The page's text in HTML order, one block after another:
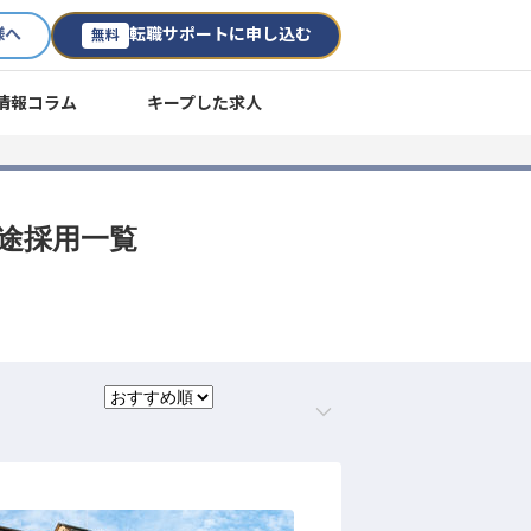
へ 無料 転職サポートに申し込む
報コラム キープした求人
採用一覧